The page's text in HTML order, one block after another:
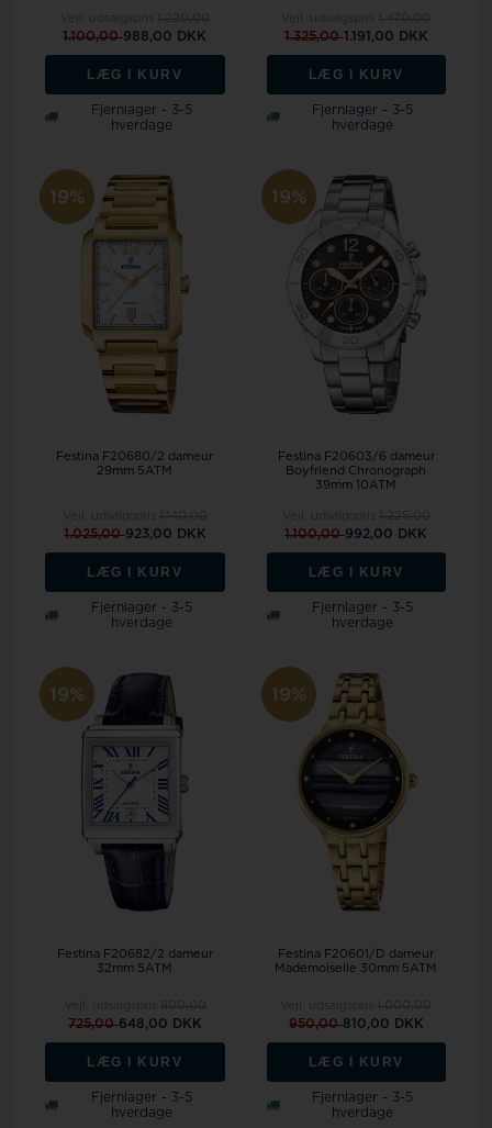
1.100,00988,00 DKK
LÆG I KURV
Fjernlager - 3-5
hverdage
1.325,001.191,00 DKK
LÆG I KURV
Fjernlager - 3-5
hverdage
19%
Festina F20680/2 dameur
29mm 5ATM
1.025,00923,00 DKK
LÆG I KURV
Fjernlager - 3-5
hverdage
19%
Festina F20603/6 dameur
Boyfriend Chronograph
39mm 10ATM
1.100,00992,00 DKK
LÆG I KURV
Fjernlager - 3-5
hverdage
19%
Festina F20682/2 dameur
32mm 5ATM
725,00648,00 DKK
LÆG I KURV
Fjernlager - 3-5
hverdage
19%
Festina F20601/D dameur
Mademoiselle 30mm 5ATM
950,00810,00 DKK
LÆG I KURV
Fjernlager - 3-5
hverdage